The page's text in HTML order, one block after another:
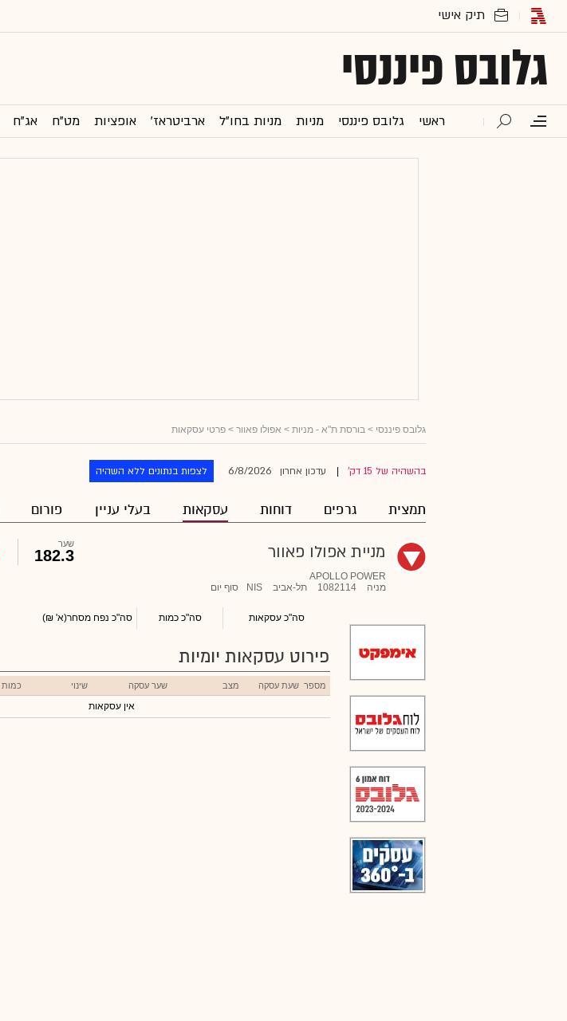
גלובס פיננסי
ראשי גלובס פיננסי מניות מניות בחו"ל ארביטראז' אופציות מט"ח אג"ח
גלובס פיננסי > בורסת ת"א - מניות > אפולו פאוור > פרטי עסקאות
בהשהיה של 15 דק' עדכון אחרון 6/8/2026 לצפות בנתונים ללא השהיה
תמצית גרפים דוחות עסקאות בעלי עניין פורום
מניית אפולו פאוור
APOLLO POWER
מניה
1082114 תל-אביב NIS סוף יום
שער
182.3
סה"כ עסקאות סה"כ כמות סה"כ נפח מסחר(א' ₪)
פירוט עסקאות יומיות
מספר שעת עסקה מצב שער עסקה שינוי כמות
אין עסקאות